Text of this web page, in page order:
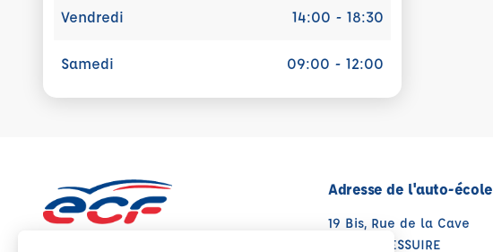
Vendredi 14:00 - 18:30
Samedi 09:00 - 12:00
Adresse de l'auto-école
19 Bis, Rue de la Cave
79300 BRESSUIRE